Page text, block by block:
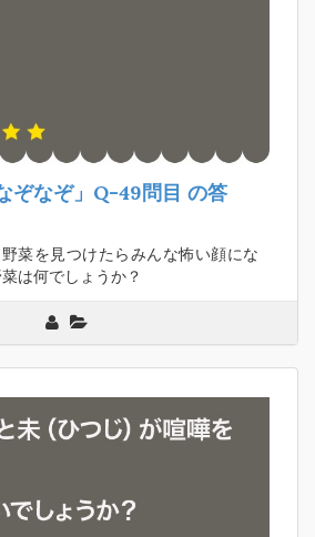
ぞなぞ」Q-49問目 の答
菜を見つけたらみんな怖い顔にな
は何でしょうか？